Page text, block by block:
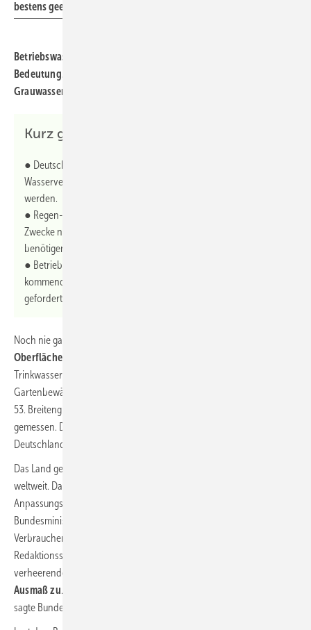
bestens geeignet.
Betriebswassersysteme im Gebäudebereich gewinnen in an
Bedeutung. Warum es höchste Zeit ist, sich mit der Regen- und
Grauwassernutzung zu beschäftigen.
Kurz gesagt
● Deutschland gehört zu den Regionen mit dem höchsten
Wasserverlust weltweit. Die Klimakrise droht zur Wasserkrise zu
werden.
● Regen- und Grauwasser lassen sich aufbereiten und für
Zwecke nutzen, die nicht zwingend Trinkwasserqualität
benötigen.
● Betriebswassersysteme im Gebäudebereich gewinnen in den
kommenden Jahren an Bedeutung. Dann ist das Fachhandwerk
gefordert.
Noch nie gab es bundesweit so viele
Oberflächenwasser
Trinkwasser mehr für die Autowäsche, den Pool und die
Gartenbewässerung. Im Juli 2022 wurde erstmals nördlich des
53. Breitengrads in Hamburg eine Temperatur von mehr als 40 °C
gemessen. Die Hitzewellen und
Deutschland zu, es wird insgesamt wärmer und der Boden trockener.
Das Land gehört zu den Regionen mit dem höchsten Wasserverlust
weltweit. Das geht aus dem „Monitoringbericht 2023 zur Deutschen
Anpassungsstrategie an den Klimawandel“ hervor, den das
Bundesministerium für Umwelt, Naturschutz, nukleare Sicherheit und
Verbraucherschutz (BMUV) und das Umweltbundesamt (UBA) kurz vor
Redaktionsschluss dieser SBZ-Ausgabe vorgestellt haben. „Die
verheerenden
Ausmaß zu. Das zeigt der aktuelle Monitoringbericht überdeutlich“,
sagte Bundesumweltministerin Steffi Lemke.